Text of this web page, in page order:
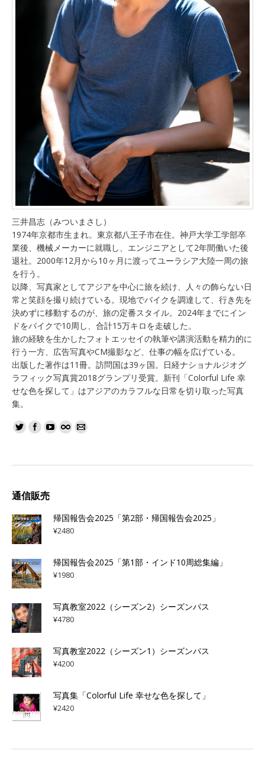
三井昌志（みついまさし）
1974年京都市生まれ。東京都八王子市在住。神戸大学工学部卒
業後、機械メーカーに就職し、エンジニアとして2年間働いた後
退社。2000年12月から10ヶ月に渡ってユーラシア大陸一周の旅
を行う。
以降、写真家としてアジアを中心に旅を続け、人々の飾らない日
常と笑顔を撮り続けている。現地でバイクを調達して、行き先を
決めずに移動するのが、旅の定番スタイル。2024年までにイン
ドをバイクで10周し、合計15万キロを走破した。
旅の経験を生かしたフォトエッセイの執筆や講演活動を精力的に
行う一方、広告写真やCM撮影など、仕事の幅を広げている。
出版した著作は11冊。訪問国は39ヶ国。日経ナショナルジオグ
ラフィック写真賞2018グランプリ受賞。新刊「Colorful Life 幸
せな色を探して」はアジアのカラフルな日常を切り取った写真
集。
通信販売
帰国報告会2025「第2部・帰国報告会2025」
¥2480
帰国報告会2025「第1部・インド10周総集編」
¥1980
写真教室2022（シーズン2）シーズンパス
¥4780
写真教室2022（シーズン1）シーズンパス
¥4200
写真集「Colorful Life 幸せな色を探して」
¥2420